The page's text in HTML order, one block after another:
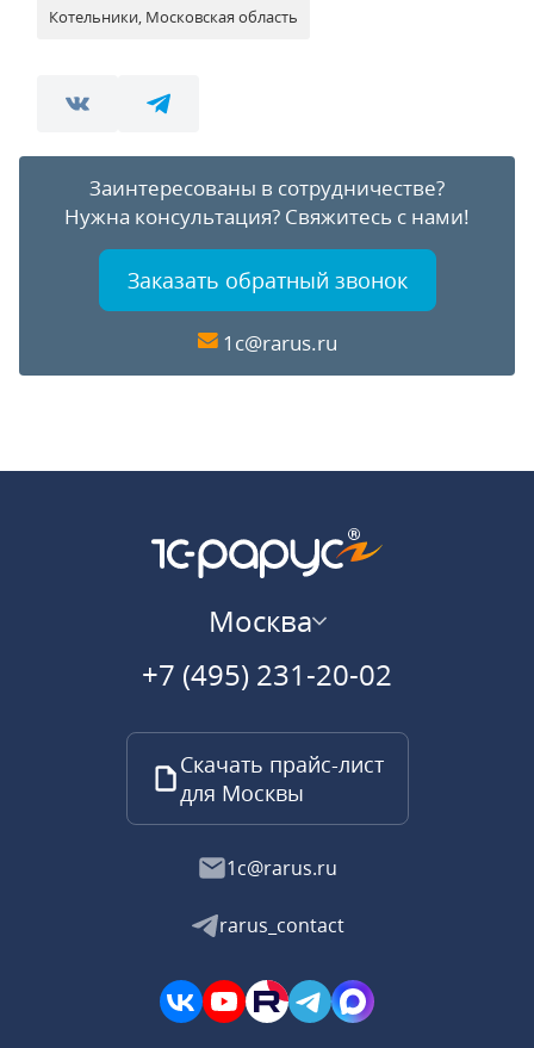
Котельники, Московская область
Заинтересованы в сотрудничестве?
Нужна консультация? Свяжитесь с нами!
Заказать обратный звонок
1c@rarus.ru
Москва
+7 (495) 231-20-02
Скачать прайс-лист
для Москвы
1c@rarus.ru
rarus_contact